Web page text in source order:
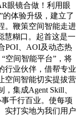
眼镜合做！利用眼
的体验升级，建立了
。鞭策空间智能走进
慧糊口。起首这是一
POI、AOI及动态热
空间智能平台”，将
行业伙伴，借帮专业
空间智能切实提拔营
集成Agent Skill、
千行百业。使每项
实打实地为我们用户